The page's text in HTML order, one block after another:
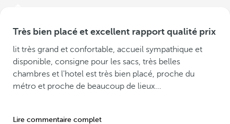
Très bien placé et excellent rapport qualité prix
lit très grand et confortable, accueil sympathique et
disponible, consigne pour les sacs, très belles
chambres et l'hotel est très bien placé, proche du
métro et proche de beaucoup de lieux...
Lire commentaire complet